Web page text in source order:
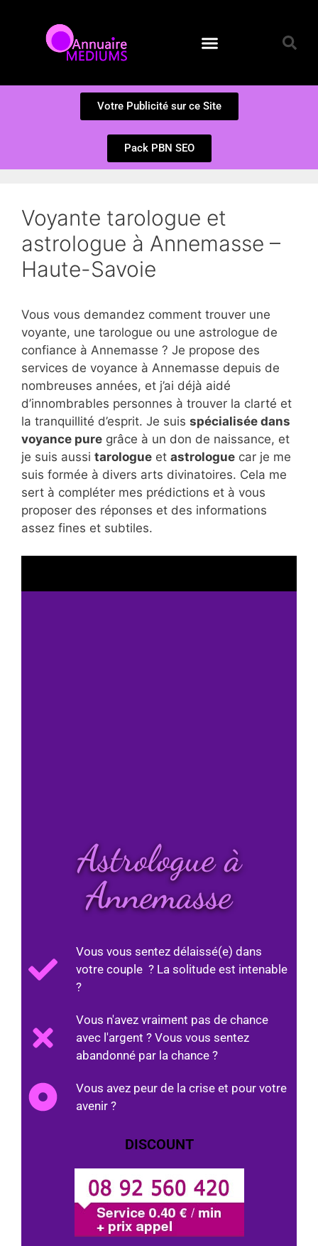
Votre Publicité sur ce Site
Pack PBN SEO
Voyante tarologue et
astrologue à Annemasse –
Haute-Savoie
Vous vous demandez comment trouver une
voyante, une tarologue ou une astrologue de
confiance à Annemasse ? Je propose des
services de voyance à Annemasse depuis de
nombreuses années, et j’ai déjà aidé
d’innombrables personnes à trouver la clarté et
la tranquillité d’esprit. Je suis spécialisée dans
voyance pure grâce à un don de naissance, et
je suis aussi tarologue et astrologue car je me
suis formée à divers arts divinatoires. Cela me
sert à compléter mes prédictions et à vous
proposer des réponses et des informations
assez fines et subtiles.
Astrologue à
Annemasse
Vous vous sentez délaissé(e) dans
votre couple ? La solitude est intenable
?
Vous n'avez vraiment pas de chance
avec l'argent ? Vous vous sentez
abandonné par la chance ?
Vous avez peur de la crise et pour votre
avenir ?
DISCOUNT